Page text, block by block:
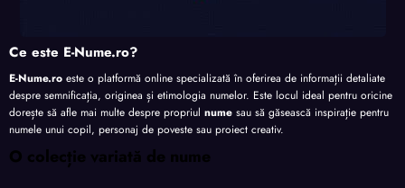
Ce este E-Nume.ro?
E-Nume.ro este o platformă online specializată în oferirea de informații detaliate
despre semnificația, originea și etimologia numelor. Este locul ideal pentru oricine
dorește să afle mai multe despre propriul nume sau să găsească inspirație pentru
numele unui copil, personaj de poveste sau proiect creativ.
O colecție variată de nume